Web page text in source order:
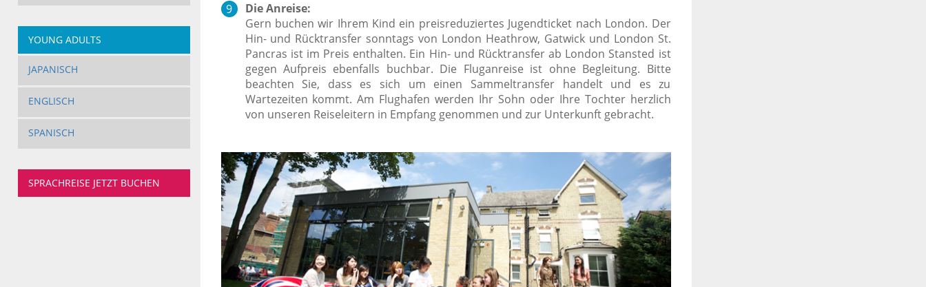
YOUNG ADULTS
JAPANISCH
ENGLISCH
SPANISCH
SPRACHREISE JETZT BUCHEN
Die Anreise:
Gern buchen wir Ihrem Kind ein preisreduziertes Jugendticket nach London. Der
Hin- und Rücktransfer sonntags von London Heathrow, Gatwick und London St.
Pancras ist im Preis enthalten. Ein Hin- und Rücktransfer ab London Stansted ist
gegen Aufpreis ebenfalls buchbar. Die Fluganreise ist ohne Begleitung. Bitte
beachten Sie, dass es sich um einen Sammeltransfer handelt und es zu
Wartezeiten kommt. Am Flughafen werden Ihr Sohn oder Ihre Tochter herzlich
von unseren Reiseleitern in Empfang genommen und zur Unterkunft gebracht.